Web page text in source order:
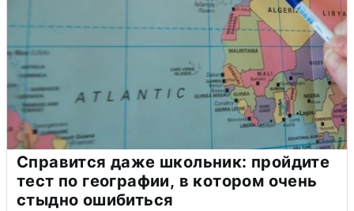
Справится даже школьник: пройдите
тест по географии, в котором очень
стыдно ошибиться